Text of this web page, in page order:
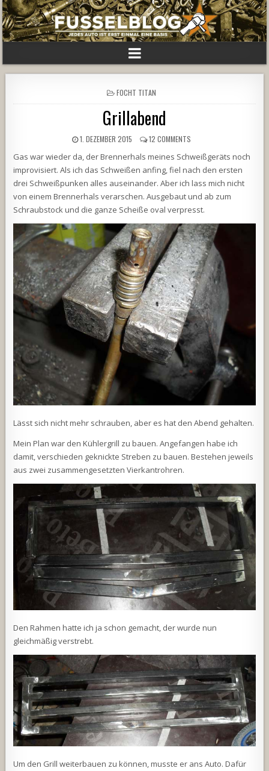
POSTED
IN
FOCHT TITAN
Grillabend
1. DEZEMBER 2015 12 COMMENTS
Gas war wieder da, der Brennerhals meines Schweißgeräts noch
improvisiert. Als ich das Schweißen anfing, fiel nach den ersten
drei Schweißpunken alles auseinander. Aber ich lass mich nicht
von einem Brennerhals verarschen. Ausgebaut und ab zum
Schraubstock und die ganze Scheiße oval verpresst.
Lässt sich nicht mehr schrauben, aber es hat den Abend gehalten.
Mein Plan war den Kühlergrill zu bauen. Angefangen habe ich
damit, verschieden geknickte Streben zu bauen. Bestehen jeweils
aus zwei zusammengesetzten Vierkantrohren.
Den Rahmen hatte ich ja schon gemacht, der wurde nun
gleichmäßig verstrebt.
Um den Grill weiterbauen zu können, musste er ans Auto. Dafür